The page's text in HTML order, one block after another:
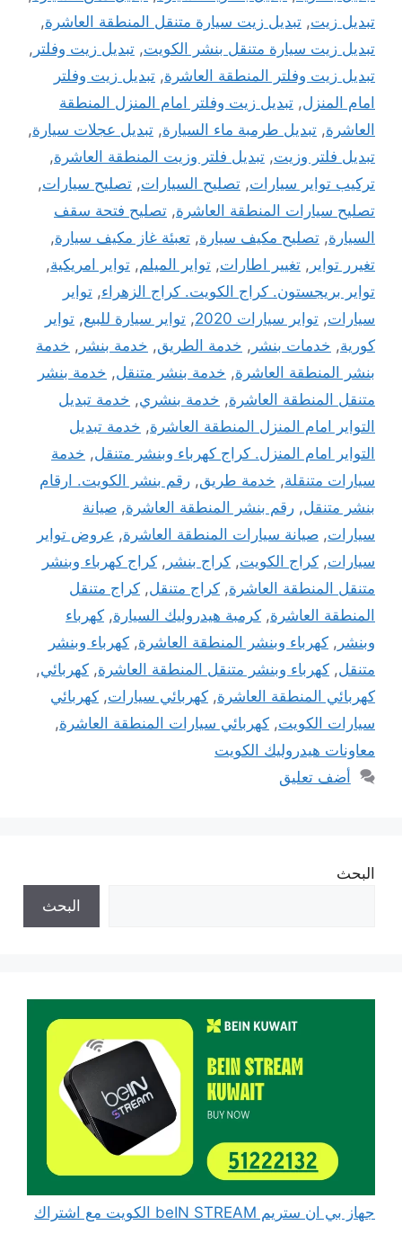
تبديل زيت, تبديل زيت سيارة متنقل المنطقة العاشرة,
تبديل زيت سيارة متنقل بنشر الكويت, تبديل زيت وفلتر ,
تبديل زيت وفلتر المنطقة العاشرة, تبديل زيت وفلتر
امام المنزل, تبديل زيت وفلتر امام المنزل المنطقة
العاشرة, تبديل طرمبة ماء السيارة, تبديل عجلات سيارة,
تبديل فلتر وزيت, تبديل فلتر وزيت المنطقة العاشرة,
تركيب تواير سيارات, تصليح السيارات, تصليح سيارات,
تصليح سيارات المنطقة العاشرة, تصليح فتحة سقف
السيارة, تصليح مكيف سيارة, تعبئة غاز مكيف سيارة,
تغيرر تواير , تغيير اطارات, تواير الميلم, تواير امريكية,
تواير بريجستون. كراج الكويت. كراج الزهراء, تواير
سيارات, تواير سيارات 2020 , تواير سيارة للبيع, تواير
كورية, خدمات بنشر , خدمة الطريق, خدمة بنشر , خدمة
بنشر المنطقة العاشرة, خدمة بنشر متنقل, خدمة بنشر
متنقل المنطقة العاشرة, خدمة بنشري, خدمة تبديل
التواير امام المنزل المنطقة العاشرة, خدمة تبديل
التواير امام المنزل. كراج كهرباء وبنشر متنقل, خدمة
سيارات متنقلة, خدمة طريق, رقم بنشر الكويت. ارقام
بنشر متنقل, رقم بنشر المنطقة العاشرة, صيانة
سيارات, صيانة سيارات المنطقة العاشرة, عروض تواير
سيارات, كراج الكويت, كراج بنشر , كراج كهرباء وبنشر
متنقل المنطقة العاشرة, كراج متنقل, كراج متنقل
المنطقة العاشرة, كرمبة هيدروليك السيارة, كهرباء
وبنشر , كهرباء وبنشر المنطقة العاشرة, كهرباء وبنشر
متنقل, كهرباء وبنشر متنقل المنطقة العاشرة, كهربائي,
كهربائي المنطقة العاشرة, كهربائي سيارات, كهربائي
سيارات الكويت, كهربائي سيارات المنطقة العاشرة,
معاونات هيدروليك الكويت
أضف تعليق
البحث
البحث
جهاز بي ان ستريم beIN STREAM الكويت مع اشتراك